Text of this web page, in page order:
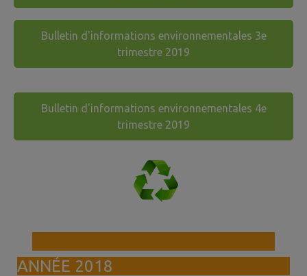
Bulletin d'informations environnementales 3e
trimestre 2019
Bulletin d'informations environnementales 4e
trimestre 2019
ANNÉE 2018